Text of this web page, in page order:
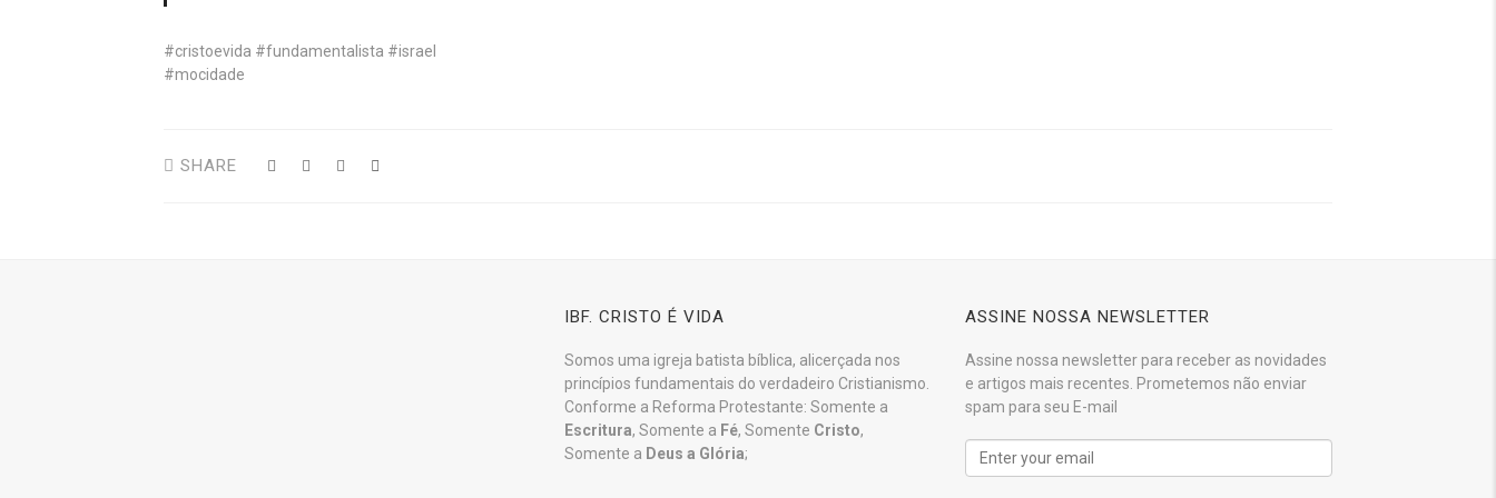
#cristoevida #fundamentalista #israel
#mocidade
SHARE
IBF. CRISTO É VIDA
Somos uma igreja batista bíblica, alicerçada nos
princípios fundamentais do verdadeiro Cristianismo.
Conforme a Reforma Protestante: Somente a
Escritura, Somente a Fé, Somente Cristo,
Somente a Deus a Glória;
ASSINE NOSSA NEWSLETTER
Assine nossa newsletter para receber as novidades
e artigos mais recentes. Prometemos não enviar
spam para seu E-mail